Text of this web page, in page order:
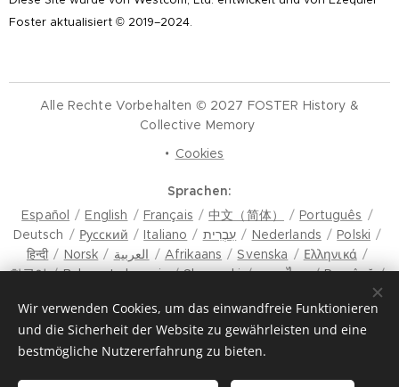
Foster aktualisiert © 2019–2024.
Alle Rechte Vorbehalten © 2027 FOSTER History &
Collective Memory
Cookies
Sprachen
Español
English Français 中文（简体）
Português
Deutsch
Русский Italiano עִבְרִית Nederlands
Polski
हिन्दी
Norsk العربية Afrikaans Svenska
Ελληνικά
한국어
Bahasa Indonesia Slovenski ภาษาไทย
Română
Latviešu Valoda
Türkçe Tiếng Việt 日本語
Srpski
Eesti keel
Magyar മലയാളം فارسی
Bosanski
Lietuvių kalba
ภาษาไทย ଓଡ଼ିଆ Suomi
Wir verwenden Cookies, um das einwandfreie Funktionieren
und die Sicherheit der Website zu gewährleisten und eine
bestmögliche Nutzererfahrung zu bieten.